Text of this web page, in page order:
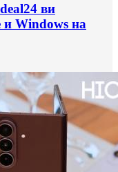
ви
и Windows на